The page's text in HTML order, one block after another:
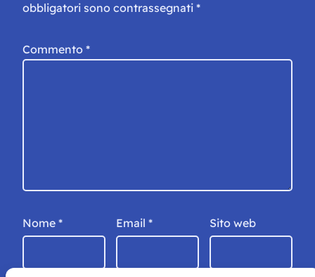
obbligatori sono contrassegnati *
Commento *
Nome * Email * Sito web